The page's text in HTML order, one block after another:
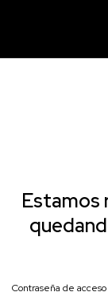
Estamos
Contraseña de acceso